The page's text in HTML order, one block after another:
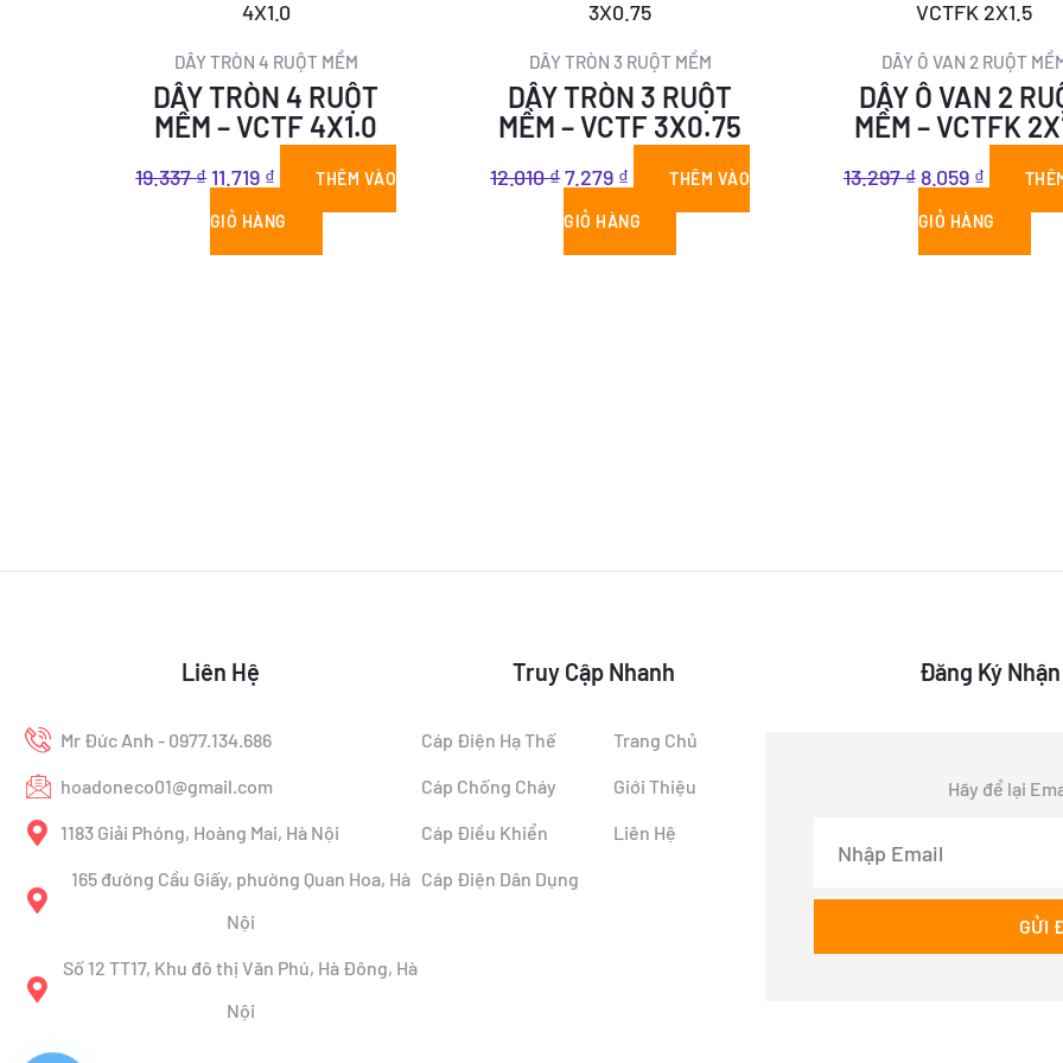
DÂY TRÒN 4 RUỘT MỀM
DÂY TRÒN 4 RUỘT
MỀM – VCTF 4X1.0
19.337₫
gốc
là:
19.337 ₫.
11.719 ₫
hiện
tại
là:
11.719 ₫.
THÊM VÀO
GIỎ HÀNG
DÂY TRÒN 3 RUỘT MỀM
DÂY TRÒN 3 RUỘT
MỀM – VCTF 3X0.75
12.010₫
gốc
là:
12.010 ₫.
7.279 ₫
hiện
tại
là:
7.279 ₫.
THÊM VÀO
GIỎ HÀNG
DÂY Ô VAN 2 RUỘT
DÂY Ô VAN 2
MỀM – VCTFK
13.297₫
gốc
là:
13.297 ₫.
8.059 ₫
hiện
tại
là:
8.059 ₫.
GIỎ HÀNG
Liên Hệ
Mr Đức Anh - 0977.134.686
hoadoneco01@gmail.com
1183 Giải Phóng, Hoàng Mai, Hà Nội
165 đường Cầu Giấy, phường Quan Hoa, Hà
Nội
Số 12 TT17, Khu đô thị Văn Phú, Hà Đông, Hà
Nội
Truy Cập Nhanh
Cáp Điện Hạ Thế
Cáp Chống Cháy
Cáp Điều Khiển
Cáp Điện Dân Dụng
Trang Chủ
Giới Thiệu
Liên Hệ
Đăng Ký
Hãy để lại
GỬI